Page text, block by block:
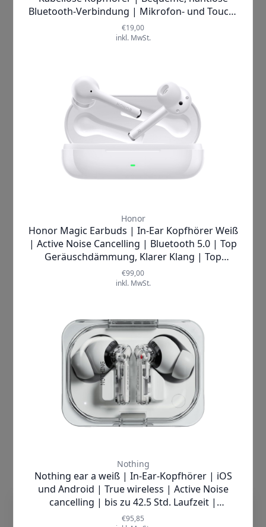
tolino |vision color
eBook-Reader
✓ SOFORT LIEFERBAR
Lieferzeit:1-2 Werktage
199,00 €
dieTechnik.de nutzt Cookies, damit wir